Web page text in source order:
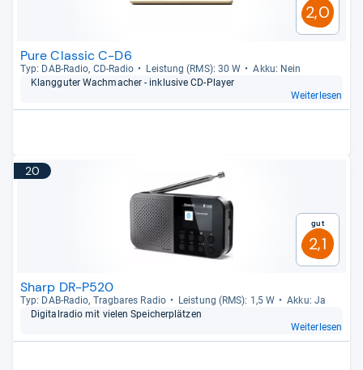
2,0
Pure Classic C-D6
Typ: DAB-​Radio, CD-​Radio Leis­tung (RMS): 30 W
Akku: Nein
Klang­gu­ter Wach­ma­cher -​ inklu­sive CD-​Player
Weiterlesen
20
Gut
2,1
Sharp DR-P520
Typ: DAB-​Radio, Trag­ba­res Radio Leis­tung (RMS): 1,5 W
Akku: Ja
Digi­tal­ra­dio mit vie­len Spei­cher­plät­zen
Weiterlesen